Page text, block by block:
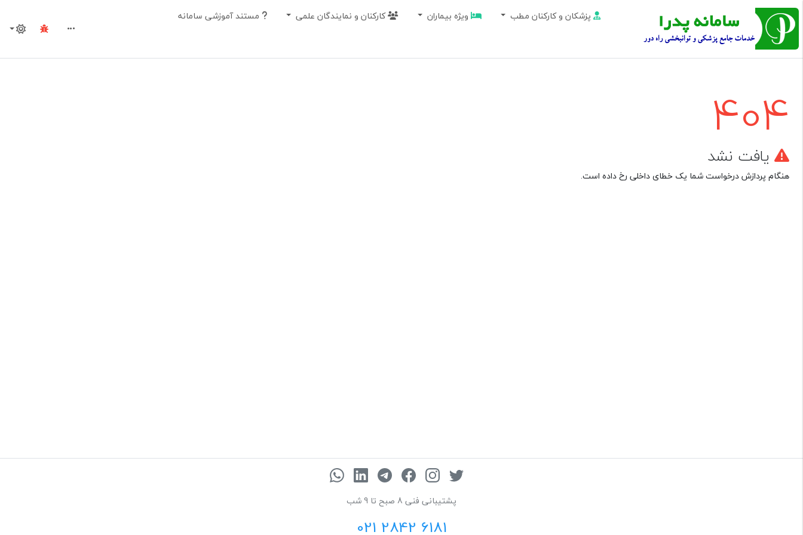
پزشکان و کارکنان مطب ویژه بیماران کارکنان و نمایندگان علمی مستند آموزشی سامانه
404
یافت نشد
هنگام پردازش درخواست شما یک خطای داخلی رخ داده است.
پشتیبانی فنی 8 صبح تا 9 شب
021 2842 6181